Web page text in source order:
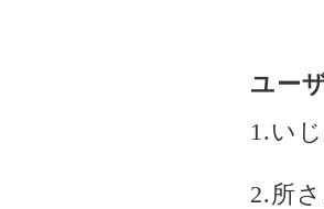
ユー
1.い
2.所